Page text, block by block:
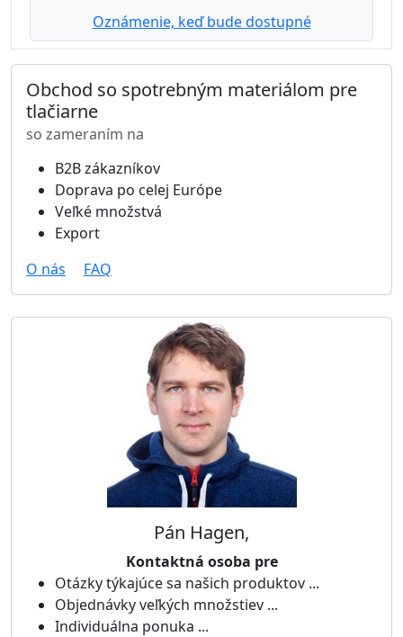
Oznámenie, keď bude dostupné
Obchod so spotrebným materiálom pre
tlačiarne
so zameraním na
B2B zákazníkov
Doprava po celej Európe
Veľké množstvá
Export
O nás
FAQ
Pán Hagen,
Kontaktná osoba pre
Otázky týkajúce sa našich produktov ...
Objednávky veľkých množstiev ...
Individuálna ponuka ...